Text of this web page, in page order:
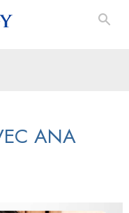
ANA